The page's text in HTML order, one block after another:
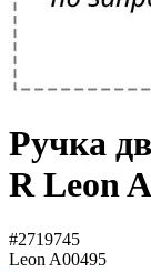
Ручка
R Leon
#2719745
Leon A00495